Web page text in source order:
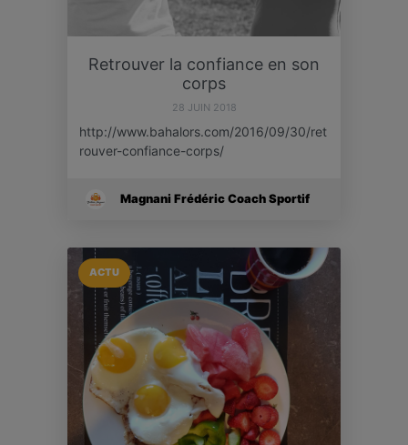
Retrouver la confiance en son
corps
28 JUIN 2018
http://www.bahalors.com/2016/09/30/ret
rouver-confiance-corps/
Magnani Frédéric Coach Sportif
ACTU